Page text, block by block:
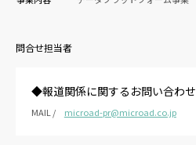
問合せ担当者
◆報道関係に関するお問い合わせ
MAIL / microad-pr@microad.co.jp